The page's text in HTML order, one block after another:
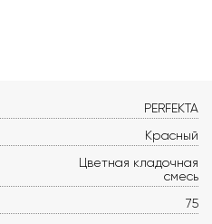
PERFEKTA
Красный
Цветная кладочная
смесь
75